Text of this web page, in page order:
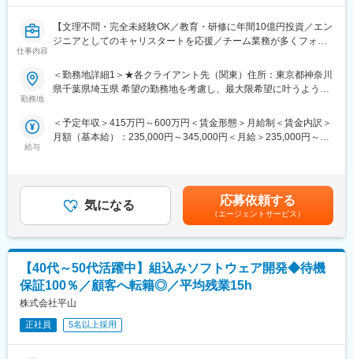
ルに活用したソフトウェア開発に携われる
・ロボットや車両を管理するクラウド側ソフトとの連携システム
の開発に携われる
※リモートワーク率：全社的に70％強
■当社の魅力：
・当社は日本では数少ない自社にて組込み向けリアルタイムOSを
など多岐に渡る要素を組み込んでいるため、高い技術力を身につ
けることが可能です。
あるAUTOSAR Adaptive Platform（AP）の仕様策定に加わってい
るため、世界基準を作り出す技術ノウハウが社内にあります。
・チャレンジの社風！2012年世界で初めてメリーコア向けリアル
ア技術を身につけられます！
変更の範囲：会社の定める業務
仕事内容
【文理不問・完全未経験OK／教育・研修に年間10億円投資／エン
ジニアとしてのキャリスタートを応援／チーム業務が多くフォロ
◆研修内容詳細
≪前半≫
・C言語プログラミング演習
・ソフトウェア開発演習
≪後半≫
組込ソフトウェアカリキュラム
・組込み制御概要
・組込みシステム開発（マイコンボード）
・組込みソフトウェア演習
※研修内容・期間は変更になる可能性がございます。
勤務地
＜勤務地詳細1＞★各クライアント先（関東）住所：東京都神奈川
県千葉県埼玉県 希望の勤務地を考慮し、最大限希望に叶うように
北関東エリア（群馬県、栃木県、茨城県）住所：群馬県、栃木
県、茨城県の各クライアント先（常駐勤務） 受動喫煙対策：屋内
給与
＜予定年収＞415万円～600万円＜賃金形態＞月給制＜賃金内訳＞
月額（基本給）：235,000円～345,000円＜月給＞235,000円～
場合あり賃金はあくまでも目安の金額であり、選考を通じて上下
する可能性があります。月給(月額)は固定手当を含めた表記です。
気になる 応募依頼する
（エージェントサービス）
【40代～50代活躍中】組込みソフトウェア開発◆待機
保証100％／顧客へ転籍◎／平均残業15h
株式会社平山
正社員 5名以上採用